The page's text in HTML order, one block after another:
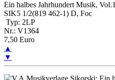
Ein halbes Jahrhundert Musik, Vol.1
SIK5 1/2(819 462-1) D, Foc
Typ: 2LP
Nr.: V1364
7,50 Euro
▲
▼